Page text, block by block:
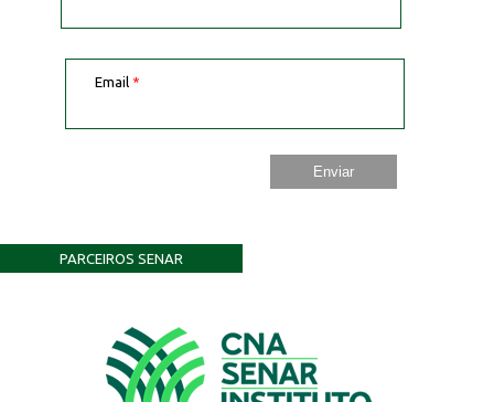
Email *
PARCEIROS SENAR